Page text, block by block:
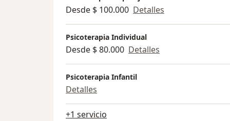
Desde $ 100.000 Detalles
Psicoterapia Individual
Desde $ 80.000 Detalles
Psicoterapia Infantil
Detalles
+1 servicio